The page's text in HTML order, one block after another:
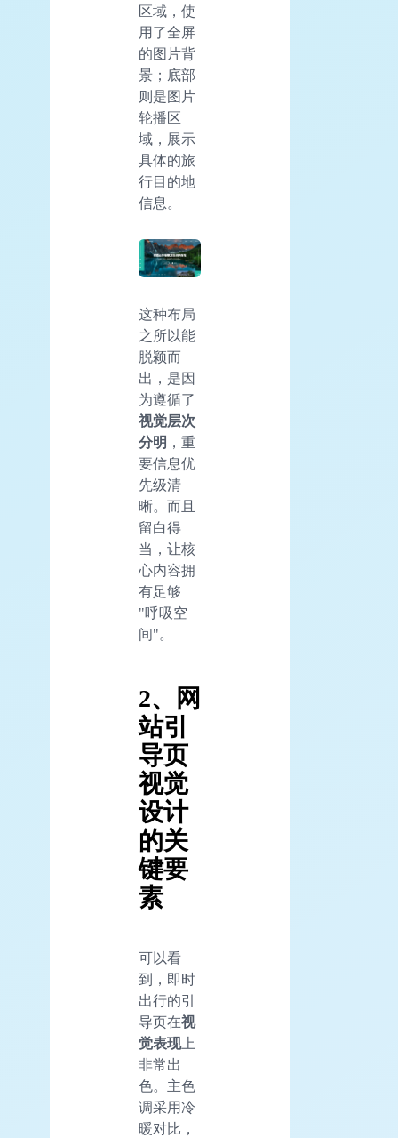
区域，使
用了全屏
的图片背
景；底部
则是图片
轮播区
域，展示
具体的旅
行目的地
信息。
这种布局
之所以能
脱颖而
出，是因
为遵循了
视觉层次
分明 ，重
要信息优
先级清
晰。而且
留白得
当，让核
心内容拥
有足够
"呼吸空
间"。
2、网
站引
导页
视觉
设计
的关
键要
素
可以看
到，即时
出行的引
导页在视
觉表现上
非常出
色。主色
调采用冷
暖对比，